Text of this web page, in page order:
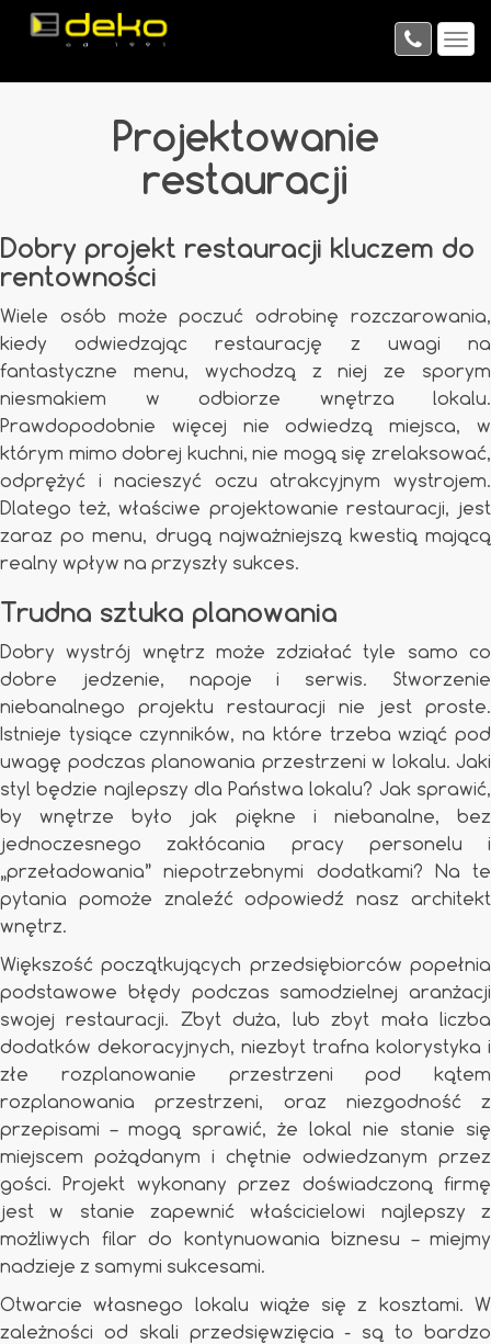
Projektowanie
restauracji
Dobry projekt restauracji kluczem do
rentowności
Wiele osób może poczuć odrobinę rozczarowania,
kiedy odwiedzając restaurację z uwagi na
fantastyczne menu, wychodzą z niej ze sporym
niesmakiem w odbiorze wnętrza lokalu.
Prawdopodobnie więcej nie odwiedzą miejsca, w
którym mimo dobrej kuchni, nie mogą się zrelaksować,
odprężyć i nacieszyć oczu atrakcyjnym wystrojem.
Dlatego też, właściwe projektowanie restauracji, jest
zaraz po menu, drugą najważniejszą kwestią mającą
realny wpływ na przyszły sukces.
Trudna sztuka planowania
Dobry wystrój wnętrz może zdziałać tyle samo co
dobre jedzenie, napoje i serwis. Stworzenie
niebanalnego projektu restauracji nie jest proste.
Istnieje tysiące czynników, na które trzeba wziąć pod
uwagę podczas planowania przestrzeni w lokalu. Jaki
styl będzie najlepszy dla Państwa lokalu? Jak sprawić,
by wnętrze było jak piękne i niebanalne, bez
jednoczesnego zakłócania pracy personelu i
„przeładowania” niepotrzebnymi dodatkami? Na te
pytania pomoże znaleźć odpowiedź nasz architekt
wnętrz.
Większość początkujących przedsiębiorców popełnia
podstawowe błędy podczas samodzielnej aranżacji
swojej restauracji. Zbyt duża, lub zbyt mała liczba
dodatków dekoracyjnych, niezbyt trafna kolorystyka i
złe rozplanowanie przestrzeni pod kątem
rozplanowania przestrzeni, oraz niezgodność z
przepisami – mogą sprawić, że lokal nie stanie się
miejscem pożądanym i chętnie odwiedzanym przez
gości. Projekt wykonany przez doświadczoną firmę
jest w stanie zapewnić właścicielowi najlepszy z
możliwych filar do kontynuowania biznesu – miejmy
nadzieje z samymi sukcesami.
Otwarcie własnego lokalu wiąże się z kosztami. W
zależności od skali przedsięwzięcia - są to bardzo